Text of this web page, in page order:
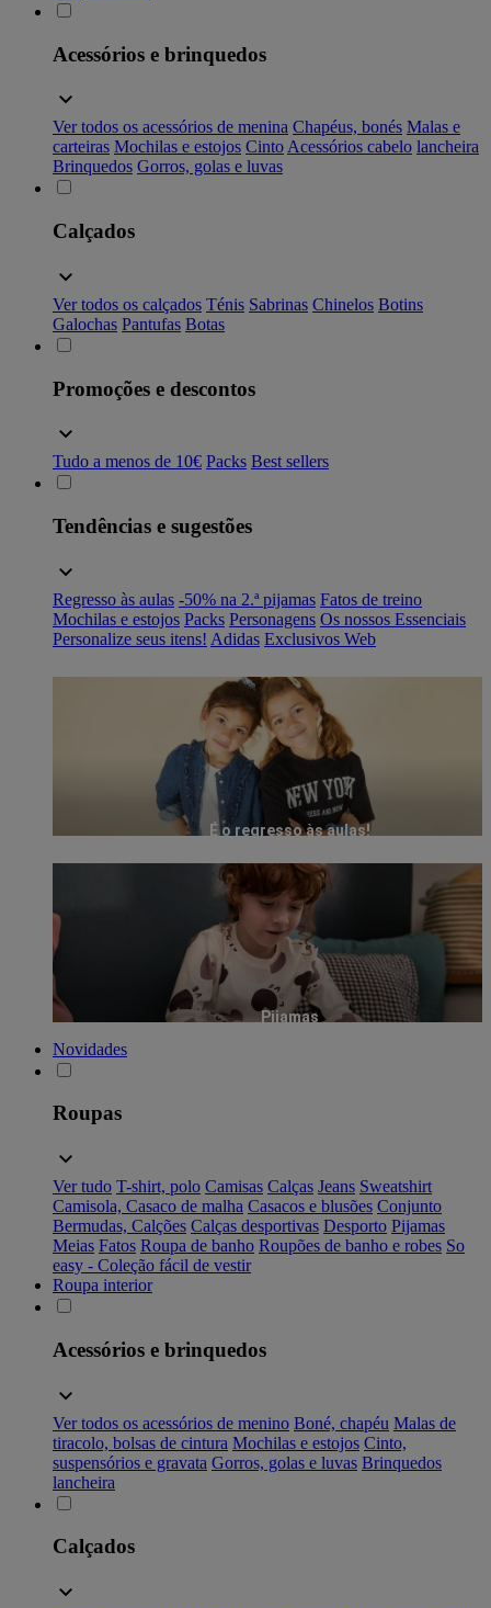
Acessórios e brinquedos
Ver todos os acessórios de menina Chapéus, bonés Malas e
carteiras Mochilas e estojos Cinto Acessórios cabelo lancheira
Brinquedos Gorros, golas e luvas
Calçados
Ver todos os calçados Ténis Sabrinas Chinelos Botins
Galochas Pantufas Botas
Promoções e descontos
Tudo a menos de 10€ Packs Best sellers
Tendências e sugestões
Regresso às aulas -50% na 2.ª pijamas Fatos de treino
Mochilas e estojos Packs Personagens Os nossos Essenciais
Personalize seus itens! Adidas Exclusivos Web
É o regresso às aulas!
Pijamas
Novidades
Roupas
Ver tudo T-shirt, polo Camisas Calças Jeans Sweatshirt
Camisola, Casaco de malha Casacos e blusões Conjunto
Bermudas, Calções Calças desportivas Desporto Pijamas
Meias Fatos Roupa de banho Roupões de banho e robes So
easy - Coleção fácil de vestir
Roupa interior
Acessórios e brinquedos
Ver todos os acessórios de menino Boné, chapéu Malas de
tiracolo, bolsas de cintura Mochilas e estojos Cinto,
suspensórios e gravata Gorros, golas e luvas Brinquedos
lancheira
Calçados